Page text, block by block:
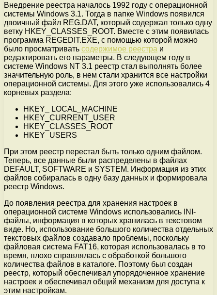
Внедрение реестра началось 1992 году с операционной
системы Windows 3.1. Тогда в папке Windows появился
двоичный файл REG.DAT, который содержал только одну
ветку HKEY_CLASSES_ROOT. Вместе с этим появилась
программа REGEDIT.EXE, с помощью которой можно
было просматривать содержимое реестра и
редактировать его параметры. В следующем году в
системе Windows NT 3.1 реестр стал выполнять более
значительную роль, в нем стали хранится все настройки
операционной системы. Для этого уже использовались 4
корневых раздела:
HKEY_ LOCAL_MACHINE
HKEY_CURRENT_USER
HKEY_CLASSES_ROOT
HKEY_USERS
При этом реестр перестал быть только одним файлом.
Теперь, все данные были распределены в файлах
DEFAULT, SOFTWARE и SYSTEM. Информация из этих
файлов собиралась в одну базу данных и формировала
реестр Windows.
До появления реестра для хранения настроек в
операционной системе Windows использовались INI-
файлы, информация в которых хранилась в текстовом
виде. Но, использование большого количества отдельных
текстовых файлов создавало проблемы, поскольку
файловая система FAT16, которая использовалась в то
время, плохо справлялась с обработкой большого
количества файлов в каталоге. Поэтому был создан
реестр, который обеспечивал упорядоченное хранение
настроек и обеспечивал общий механизм для доступа к
этим настройкам.